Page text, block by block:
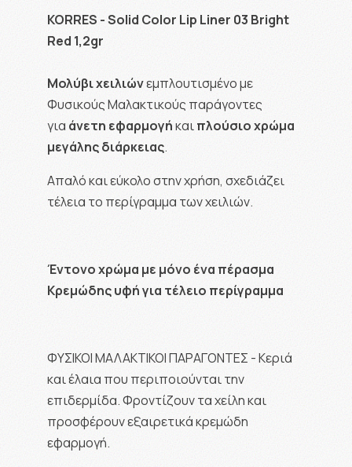
KORRES - Solid Color Lip Liner 03 Bright
Red 1,2gr
Μολύβιχειλιώνεμπλουτισμένο με
Φυσικούς Μαλακτικούς παράγοντες
για άνετη εφαρμογήκαιπλούσιο χρώμα
μεγάλης διάρκειας.
Απαλό και εύκολο στην χρήση, σχεδιάζει
τέλεια το περίγραμμα των χειλιών.
Έντονο χρώμα με μόνο ένα πέρασμα
Κρεμώδης υφή για τέλειο περίγραμμα
ΦΥΣΙΚΟΙ ΜΑΛΑΚΤΙΚΟΙ ΠΑΡΑΓΟΝΤΕΣ - Κεριά
και έλαια που περιποιούνται την
επιδερμίδα. Φροντίζουν τα χείλη και
προσφέρουν εξαιρετικά κρεμώδη
εφαρμογή.